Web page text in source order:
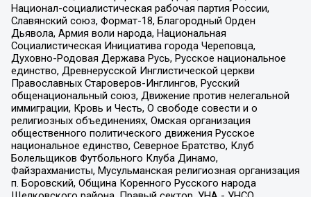
Национал-социалистическая рабочая партия России,
Славянский союз, Формат-18, Благородный Орден
Дьявола, Армия воли народа, Национальная
Социалистическая Инициатива города Череповца,
Духовно-Родовая Держава Русь, Русское национальное
единство, Древнерусской Инглистической церкви
Православных Староверов-Инглингов, Русский
общенациональный союз, Движение против нелегальной
иммиграции, Кровь и Честь, О свободе совести и о
религиозных объединениях, Омская организация
общественного политического движения Русское
национальное единство, Северное Братство, Клуб
Болельщиков Футбольного Клуба Динамо,
Файзрахманисты, Мусульманская религиозная организация
п. Боровский, Община Коренного Русского народа